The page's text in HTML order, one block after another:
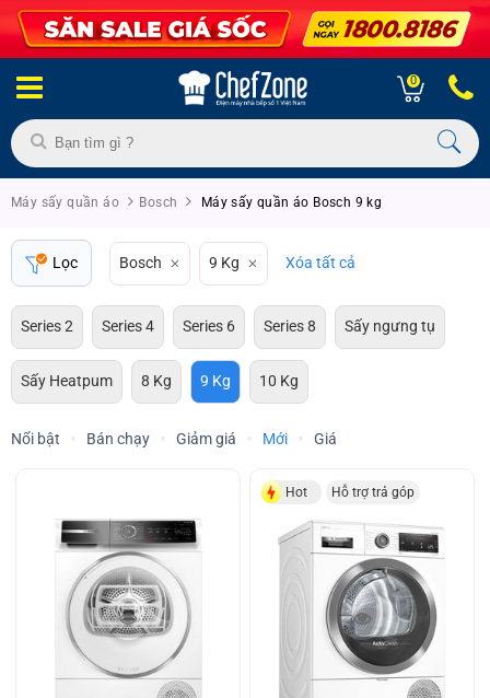
0
Máy sấy quần áo Bosch Máy sấy quần áo Bosch 9 kg
Lọc Bosch 9 Kg Xóa tất cả
Series 2 Series 4 Series 6 Series 8 Sấy ngưng tụ
Sấy Heatpum 8 Kg 9 Kg 10 Kg
Nổi bật Bán chạy Giảm giá Mới Giá
Hot Hỗ trợ trả góp